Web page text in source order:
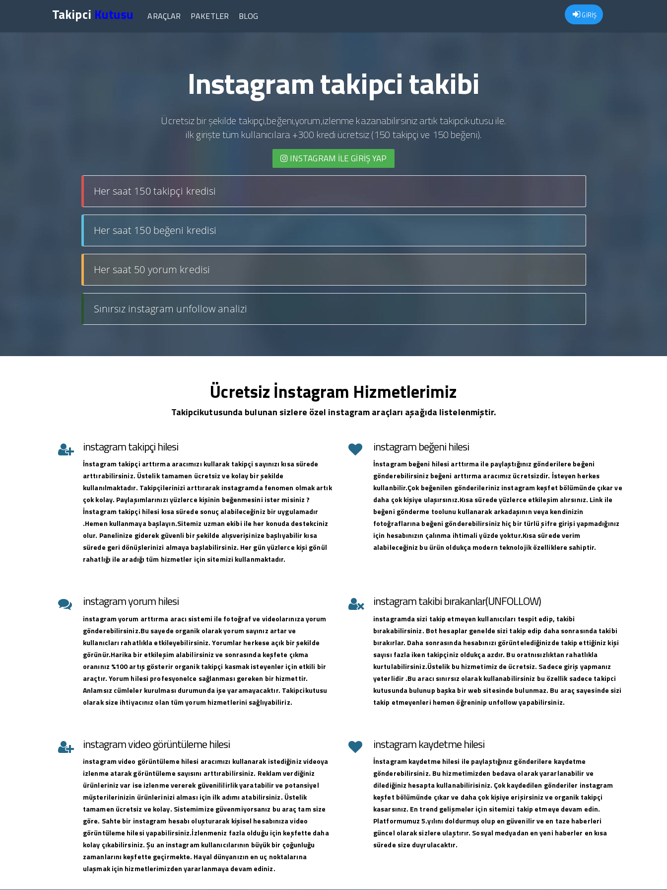
Takipci Kutusu GİRİŞ
ARAÇLAR PAKETLER BLOG
Instagram takipci takibi
Ücretsiz bir şekilde takipçi,beğeni,yorum,izlenme kazanabilirsiniz artık takipcikutusu ile.
ilk girişte tüm kullanıcılara +300 kredi ücretsiz (150 takipçi ve 150 beğeni).
INSTAGRAM İLE GIRIŞ YAP
Her saat 150 takipçi kredisi
Her saat 150 beğeni kredisi
Her saat 50 yorum kredisi
Sınırsız instagram unfollow analizi
Ücretsiz İnstagram Hizmetlerimiz
Takipcikutusunda bulunan sizlere özel instagram araçları aşağıda listelenmiştir.
instagram takipçi hilesi
İnstagram takipçi arttırma aracımızı kullarak takipçi sayınızı kısa sürede
arttırabilirsiniz. Üstelik tamamen ücretsiz ve kolay bir şekilde
kullanılmaktadır. Takipçilerinizi arttırarak instagramda fenomen olmak artık
çok kolay. Paylaşımlarınızı yüzlerce kişinin beğenmesini ister misiniz ?
İnstagram takipçi hilesi kısa sürede sonuç alabileceğiniz bir uygulamadır
.Hemen kullanmaya başlayın.Sitemiz uzman ekibi ile her konuda destekciniz
olur. Panelinize giderek güvenli bir şekilde alışverişinize başlıyabilir kısa
sürede geri dönüşlerinizi almaya başlabilirsiniz. Her gün yüzlerce kişi gönül
rahatlığı ile aradığı tüm hizmetler için sitemizi kullanmaktadır.
instagram beğeni hilesi
İnstagram beğeni hilesi arttırma ile paylaştığınız gönderilere beğeni
gönderebilirsiniz beğeni arttırma aracımız ücretsizdir. İsteyen herkes
kullanbilir.Çok beğenilen gönderileriniz instagram keşfet bölümünde çıkar ve
daha çok kişiye ulaşırsınız.Kısa sürede yüzlerce etkileşim alırsınız. Link ile
beğeni gönderme toolunu kullanarak arkadaşının veya kendinizin
fotoğraflarına beğeni gönderebilirsiniz hiç bir türlü şifre girişi yapmadığınız
için hesabınızın çalınma ihtimali yüzde yoktur.Kısa sürede verim
alabileceğiniz bu ürün oldukça modern teknolojik özelliklere sahiptir.
instagram yorum hilesi
instagram yorum arttırma aracı sistemi ile fotoğraf ve videolarınıza yorum
gönderebilirsiniz.Bu sayede organik olarak yorum sayınız artar ve
kullanıcları rahatlıkla etkileyebilirsiniz. Yorumlar herkese açık bir şekilde
görünür.Harika bir etkileşim alabilirsiniz ve sonrasında keşfete çıkma
oranınız %100 artış gösterir organik takipçi kasmak isteyenler için etkili bir
araçtır. Yorum hilesi profesyonelce sağlanması gereken bir hizmettir.
Anlamsız cümleler kurulması durumunda işe yaramayacaktır. Takipcikutusu
olarak size ihtiyacınız olan tüm yorum hizmetlerini sağlıyabiliriz.
instagram takibi bırakanlar(UNFOLLOW)
instagramda sizi takip etmeyen kullanıcıları tespit edip, takibi
bırakabilirsiniz. Bot hesaplar genelde sizi takip edip daha sonrasında takibi
bırakırlar. Daha sonrasında hesabınızı görüntelediğinizde takip ettiğiniz kişi
sayısı fazla iken takipçiniz oldukça azdır. Bu oratnısızlıktan rahatlıkla
kurtulabilirsiniz.Üstelik bu hizmetimiz de ücretsiz. Sadece giriş yapmanız
yeterlidir .Bu aracı sınırsız olarak kullanabilirsiniz bu özellik sadece takipci
kutusunda bulunup başka bir web sitesinde bulunmaz. Bu araç sayesinde sizi
takip etmeyenleri hemen öğreninip unfollow yapabilirsiniz.
instagram video görüntüleme hilesi
instagramvideo görüntüleme hilesi aracımızı kullanarak istediğiniz videoya
izlenme atarak görüntüleme sayısını arttırabilirsiniz. Reklam verdiğiniz
ürünleriniz var ise izlenme vererek güvenililirlik yaratabilir ve potansiyel
müşterilerinizin ürünlerinizi alması için ilk adımı atabilirsiniz. Üstelik
tamamen ücretsiz ve kolay. Sistemimize güvenmiyorsanız bu araç tam size
göre. Sahte bir instagram hesabı oluşturarak kişisel hesabınıza video
görüntüleme hilesi yapabilirsiniz.İzlenmeniz fazla olduğu için keşfette daha
kolay çıkabilirsiniz. Şu an instagram kullanıcılarının büyük bir çoğunluğu
zamanlarını keşfette geçirmekte. Hayal dünyanızın en uç noktalarına
ulaşmak için hizmetlerimizden yararlanmaya devam ediniz.
instagram kaydetme hilesi
İnstagram kaydetme hilesi ile paylaştığınız gönderilere kaydetme
gönderebilirsiniz. Bu hizmetimizden bedava olarak yararlanabilir ve
dilediğiniz hesapta kullanabilirisiniz. Çok kaydedilen gönderiler instagram
keşfet bölümünde çıkar ve daha çok kişiye erişirsiniz ve organik takipçi
kasarsınız. En trend gelişmeler için sitemizi takip etmeye devam edin.
Platformumuz 5.yılını doldurmuş olup en güvenilir ve en taze haberleri
güncel olarak sizlere ulaştırır. Sosyal medyadan en yeni haberler en kısa
sürede size duyrulacaktır.